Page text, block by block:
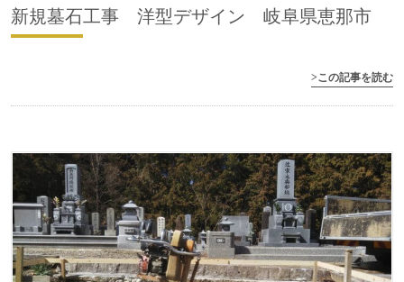
新規墓石工事 洋型デザイン 岐阜県恵那市
>この記事を読む